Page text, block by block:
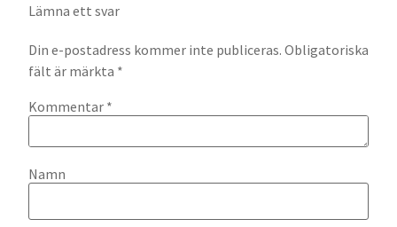
Lämna ett svar
Din e-postadress kommer inte publiceras. Obligatoriska
fält är märkta *
Kommentar *
Namn